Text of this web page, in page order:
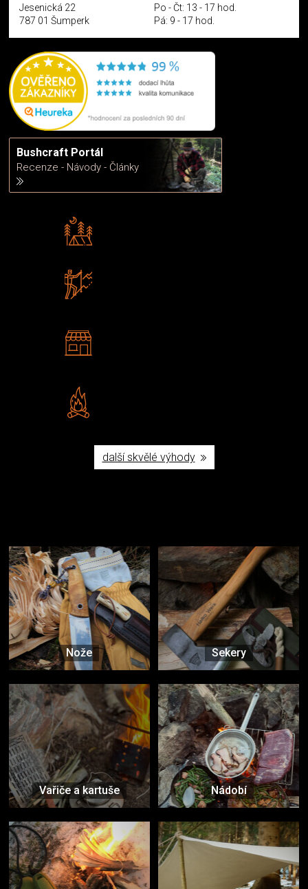
Jesenická 22
787 01 Šumperk
Po - Čt: 13 - 17 hod.
Pá: 9 - 17 hod.
Bushcraft Portál
Recenze - Návody - Články
další skvělé výhody
Nože Sekery
Vařiče a kartuše Nádobí